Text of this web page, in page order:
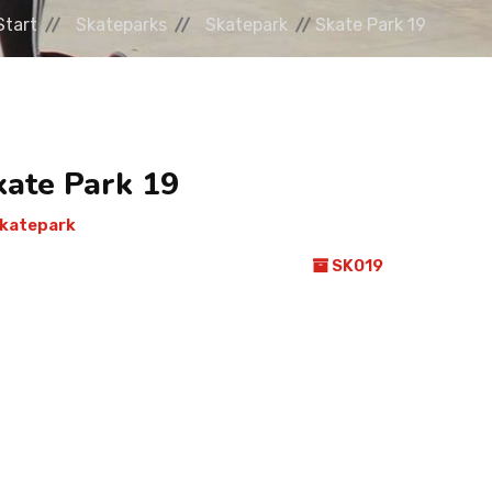
Skateparks Skatepark Skate Park 19
Park 19
SK019